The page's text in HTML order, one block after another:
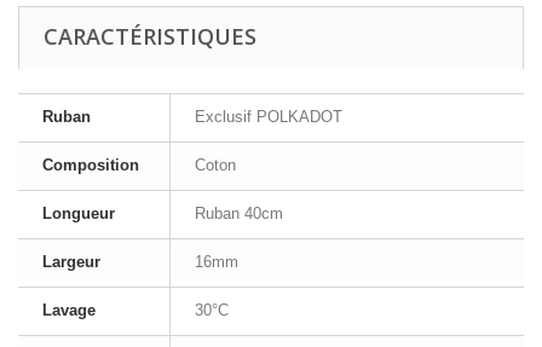
CARACTÉRISTIQUES
Ruban Exclusif POLKADOT
Composition Coton
Longueur Ruban 40cm
Largeur 16mm
Lavage 30°C